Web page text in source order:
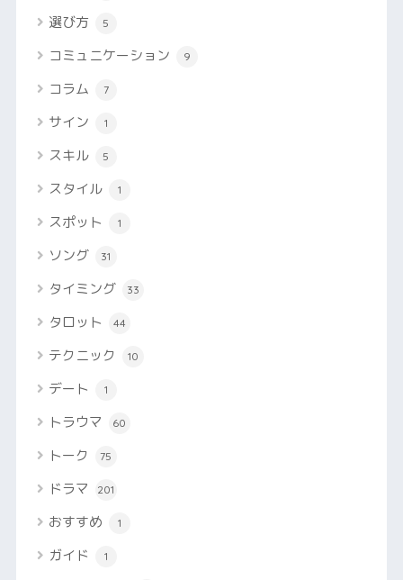
選び方 5
コミュニケーション 9
コラム 7
サイン 1
スキル 5
スタイル 1
スポット 1
ソング 31
タイミング 33
タロット 44
テクニック 10
デート 1
トラウマ 60
トーク 75
ドラマ 201
おすすめ 1
ガイド 1